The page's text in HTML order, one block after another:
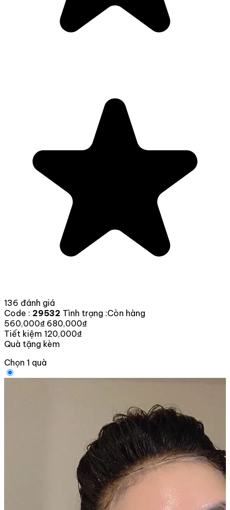
136 đánh giá
Code : 29532 Tình trạng :Còn hàng
560,000₫ 680,000₫
Tiết kiệm 120,000₫
Quà tặng kèm
Chọn 1 quà